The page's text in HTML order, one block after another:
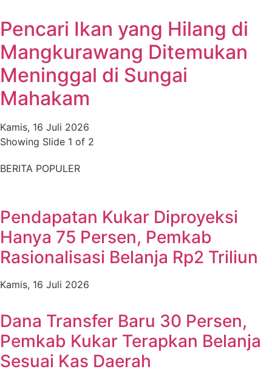
Pencari Ikan yang Hilang di
Mangkurawang Ditemukan
Meninggal di Sungai
Mahakam
Kamis, 16 Juli 2026
Showing Slide 1 of 2
BERITA POPULER
Pendapatan Kukar Diproyeksi
Hanya 75 Persen, Pemkab
Rasionalisasi Belanja Rp2 Triliun
Kamis, 16 Juli 2026
Dana Transfer Baru 30 Persen,
Pemkab Kukar Terapkan Belanja
Sesuai Kas Daerah